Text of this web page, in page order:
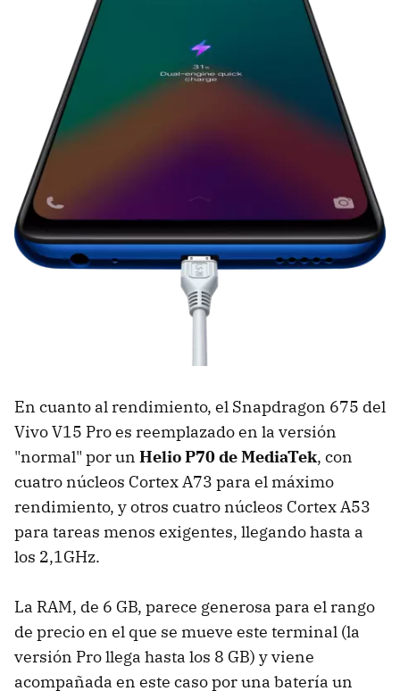
En cuanto al rendimiento, el Snapdragon 675 del
Vivo V15 Pro es reemplazado en la versión
"normal" por un Helio P70 de MediaTek, con
cuatro núcleos Cortex A73 para el máximo
rendimiento, y otros cuatro núcleos Cortex A53
para tareas menos exigentes, llegando hasta a
los 2,1GHz.
La RAM, de 6 GB, parece generosa para el rango
de precio en el que se mueve este terminal (la
versión Pro llega hasta los 8 GB) y viene
acompañada en este caso por una batería un